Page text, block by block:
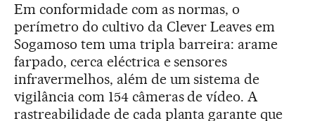
Em conformidade com as normas, o
perímetro do cultivo da Clever Leaves em
Sogamoso tem uma tripla barreira: arame
farpado, cerca eléctrica e sensores
infravermelhos, além de um sistema de
vigilância com 154 câmeras de vídeo. A
rastreabilidade de cada planta garante que